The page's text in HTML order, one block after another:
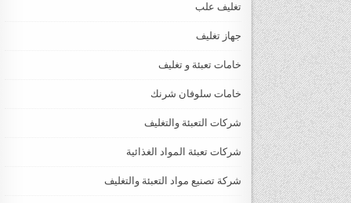
تغليف علب
جهاز تغليف
خامات تعبئة و تغليف
خامات سلوفان شرنك
شركات التعبئة والتغليف
شركات تعبئة المواد الغذائية
شركة تصنيع مواد التعبئة والتغليف